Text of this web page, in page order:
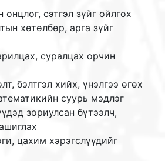
сэтгэл зүйг ойлгох
хөтөлбөр, арга зүйг
суралцах орчин
бэлтгэл хийх, үнэлгээ өгөх
суурь мэдлэг
зориулсан бүтээлч,
цахим хэрэгслүүдийг